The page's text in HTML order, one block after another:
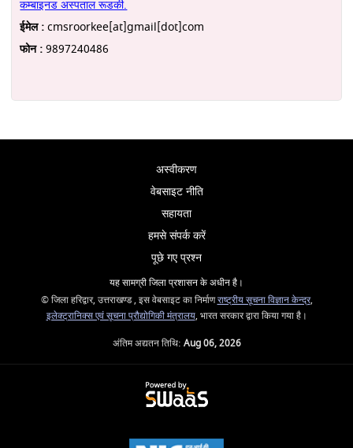
कम्बाइनड अस्पताल रूडकी.
ईमेल :cmsroorkee[at]gmail[dot]com
फोन :9897240486
अस्वीकरण
वेबसाइट नीति
सहायता
हमसे संपर्क करें
पूछे गए प्रश्न
यह सामग्री जिला प्रशासन के अधीन है।
© जिला हरिद्वार, उत्तराखण्ड , इस वेबसाइट का निर्माणराष्ट्रीय सूचना विज्ञान केन्द्र,
इलेक्ट्रानिक्स एवं सूचना प्रौद्योगिकी मंत्रालय, भारत सरकार द्वारा किया गया है।
अंतिम अद्यतन तिथि: Aug 06, 2026